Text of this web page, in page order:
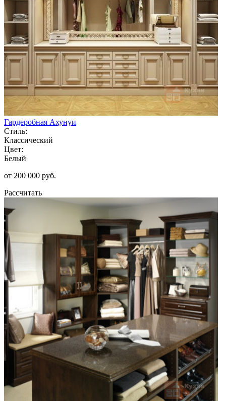
Гардеробная Ахунуи
Стиль:
Классический
Цвет:
Белый
от 200 000 руб.
Рассчитать